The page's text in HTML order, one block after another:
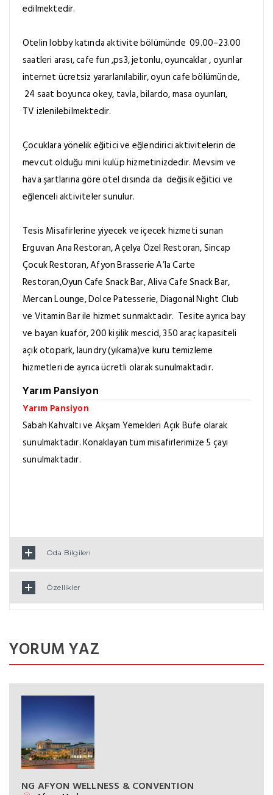
edilmektedir.
Otelin lobby katında aktivite bölümünde 09.00–23.00
saatleri arası, cafe fun ,ps3, jetonlu, oyuncaklar , oyunlar
internet ücretsiz yararlanılabilir, oyun cafe bölümünde,
24 saat boyunca okey, tavla, bilardo, masa oyunları,
TV izlenilebilmektedir.
Çocuklara yönelik eğitici ve eğlendirici aktivitelerin de
mevcut olduğu mini kulüp hizmetinizdedir. Mevsim ve
hava şartlarına göre otel dısında da değisik eğitici ve
eğlenceli aktiviteler sunulur.
Tesis Misafirlerine yiyecek ve içecek hizmeti sunan
Erguvan Ana Restoran, Açelya Özel Restoran, Sincap
Çocuk Restoran, Afyon Brasserie A’la Carte
Restoran,Oyun Cafe Snack Bar, Aliva Cafe Snack Bar,
Mercan Lounge, Dolce Patesserie, Diagonal Nıght Club
ve Vitamin Bar ile hizmet sunmaktadır. Tesiteayrıca bay
ve bayan kuaför, 200 kişilik mescid, 350 araç kapasiteli
açık otopark, laundry (yıkama)ve kuru temizleme
hizmetleri de ayrıca ücretli olarak sunulmaktadır.
Yarım Pansiyon
Yarım Pansiyon
Sabah Kahvaltı ve Akşam Yemekleri Açık Büfe olarak
sunulmaktadır. Konaklayan tüm misafirlerimize 5 çayı
sunulmaktadır.
Oda Bilgileri
Özellikler
YORUM YAZ
NG AFYON WELLNESS & CONVENTION